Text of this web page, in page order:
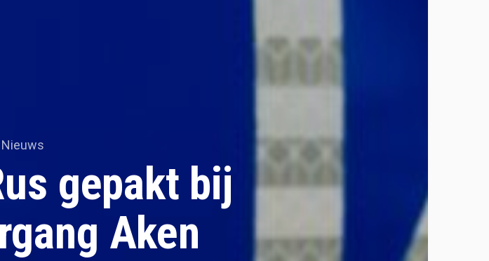
Nieuws
gepakt bij
Aken